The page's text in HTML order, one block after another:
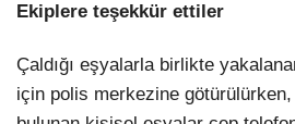
Ekiplere teşekkür ettiler
Çaldığı eşyalarla birlikte
için polis merkezine